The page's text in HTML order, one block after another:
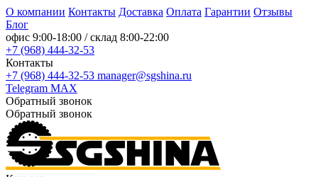
О компании Контакты Доставка Оплата Гарантии Отзывы
Блог
офис 9:00-18:00 / склад 8:00-22:00
+7 (968) 444-32-53
Контакты
+7 (968) 444-32-53 manager@sgshina.ru
Telegram MAX
Обратный звонок
Обратный звонок